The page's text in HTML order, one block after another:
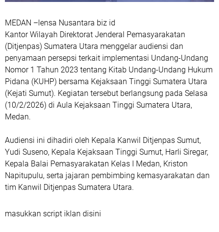
MEDAN –lensa Nusantara biz id
Kantor Wilayah Direktorat Jenderal Pemasyarakatan
(Ditjenpas) Sumatera Utara menggelar audiensi dan
penyamaan persepsi terkait implementasi Undang-Undang
Nomor 1 Tahun 2023 tentang Kitab Undang-Undang Hukum
Pidana (KUHP) bersama Kejaksaan Tinggi Sumatera Utara
(Kejati Sumut). Kegiatan tersebut berlangsung pada Selasa
(10/2/2026) di Aula Kejaksaan Tinggi Sumatera Utara,
Medan.
Audiensi ini dihadiri oleh Kepala Kanwil Ditjenpas Sumut,
Yudi Suseno, Kepala Kejaksaan Tinggi Sumut, Harli Siregar,
Kepala Balai Pemasyarakatan Kelas I Medan, Kriston
Napitupulu, serta jajaran pembimbing kemasyarakatan dan
tim Kanwil Ditjenpas Sumatera Utara.
masukkan script iklan disini